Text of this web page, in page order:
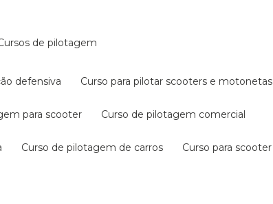
cursos de pilotagem
defensiva curso para pilotar scooters e motonetas
para scooter curso de pilotagem comercial
curso de pilotagem de carros curso para scooter